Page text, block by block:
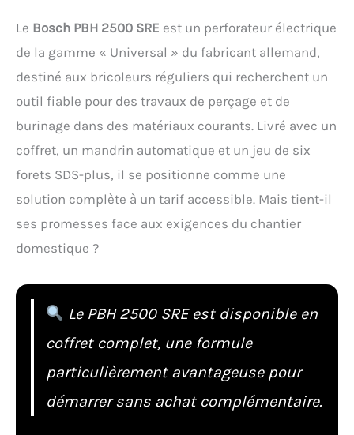
Le Bosch PBH 2500 SRE est un perforateur électrique
de la gamme « Universal » du fabricant allemand,
destiné aux bricoleurs réguliers qui recherchent un
outil fiable pour des travaux de perçage et de
burinage dans des matériaux courants. Livré avec un
coffret, un mandrin automatique et un jeu de six
forets SDS-plus, il se positionne comme une
solution complète à un tarif accessible. Mais tient-il
ses promesses face aux exigences du chantier
domestique ?
Le PBH 2500 SRE est disponible en
coffret complet, une formule
particulièrement avantageuse pour
démarrer sans achat complémentaire.